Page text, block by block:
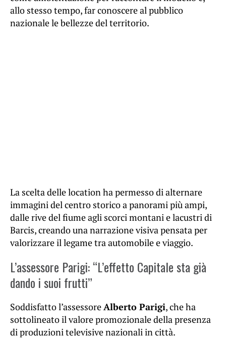
allo stesso tempo, far conoscere al pubblico
nazionale le bellezze del territorio.
La scelta delle location ha permesso di alternare
immagini del centro storico a panorami più ampi,
dalle rive del fiume agli scorci montani e lacustri di
Barcis, creando una narrazione visiva pensata per
valorizzare il legame tra automobile e viaggio.
L’assessore Parigi: “L’effetto Capitale sta già
dando i suoi frutti”
Soddisfatto l’assessoreAlberto Parigi, che ha
sottolineato il valore promozionale della presenza
di produzioni televisive nazionali in città.